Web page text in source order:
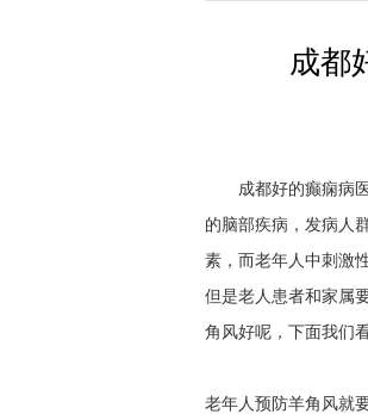
成都
成都好的癫痫病医
的脑部疾病，发病人
素，而老年人中刺激
但是老人患者和家属
角风好呢，下面我们
老年人预防羊角风就